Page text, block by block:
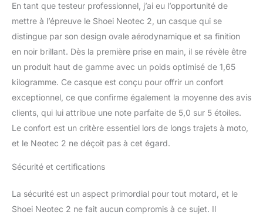
En tant que testeur professionnel, j’ai eu l’opportunité de
mettre à l’épreuve le Shoei Neotec 2, un casque qui se
distingue par son design ovale aérodynamique et sa finition
en noir brillant. Dès la première prise en main, il se révèle être
un produit haut de gamme avec un poids optimisé de 1,65
kilogramme. Ce casque est conçu pour offrir un confort
exceptionnel, ce que confirme également la moyenne des avis
clients, qui lui attribue une note parfaite de 5,0 sur 5 étoiles.
Le confort est un critère essentiel lors de longs trajets à moto,
et le Neotec 2 ne déçoit pas à cet égard.
Sécurité et certifications
La sécurité est un aspect primordial pour tout motard, et le
Shoei Neotec 2 ne fait aucun compromis à ce sujet. Il